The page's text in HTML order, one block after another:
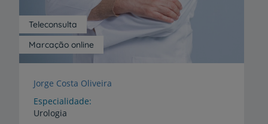
Marcação online
Teleconsulta
Jorge Costa Oliveira
Especialidade
Urologia